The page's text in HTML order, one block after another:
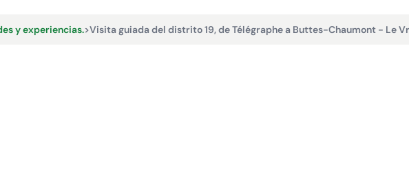
y experiencias.>Visita guiada del distrito 19, de Télégraphe a Buttes-Chaumont - Le